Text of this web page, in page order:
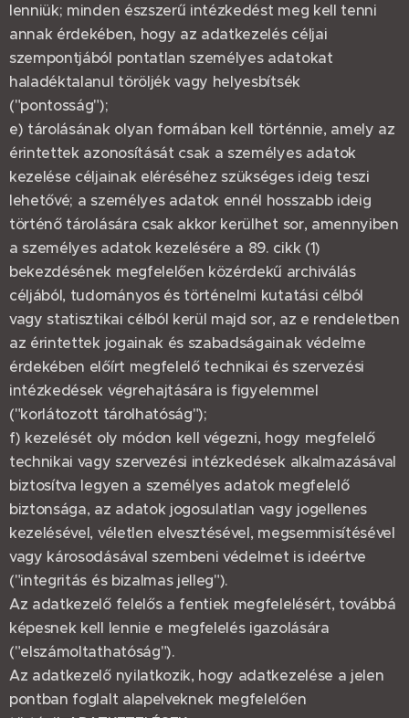
lenniük; minden észszerű intézkedést meg kell tenni
annak érdekében, hogy az adatkezelés céljai
szempontjából pontatlan személyes adatokat
haladéktalanul töröljék vagy helyesbítsék
("pontosság");
e) tárolásának olyan formában kell történnie, amely az
érintettek azonosítását csak a személyes adatok
kezelése céljainak eléréséhez szükséges ideig teszi
lehetővé; a személyes adatok ennél hosszabb ideig
történő tárolására csak akkor kerülhet sor, amennyiben
a személyes adatok kezelésére a 89. cikk (1)
bekezdésének megfelelően közérdekű archiválás
céljából, tudományos és történelmi kutatási célból
vagy statisztikai célból kerül majd sor, az e rendeletben
az érintettek jogainak és szabadságainak védelme
érdekében előírt megfelelő technikai és szervezési
intézkedések végrehajtására is figyelemmel
("korlátozott tárolhatóság");
f) kezelését oly módon kell végezni, hogy megfelelő
technikai vagy szervezési intézkedések alkalmazásával
biztosítva legyen a személyes adatok megfelelő
biztonsága, az adatok jogosulatlan vagy jogellenes
kezelésével, véletlen elvesztésével, megsemmisítésével
vagy károsodásával szembeni védelmet is ideértve
("integritás és bizalmas jelleg").
Az adatkezelő felelős a fentiek megfelelésért, továbbá
képesnek kell lennie e megfelelés igazolására
("elszámoltathatóság").
Az adatkezelő nyilatkozik, hogy adatkezelése a jelen
pontban foglalt alapelveknek megfelelően